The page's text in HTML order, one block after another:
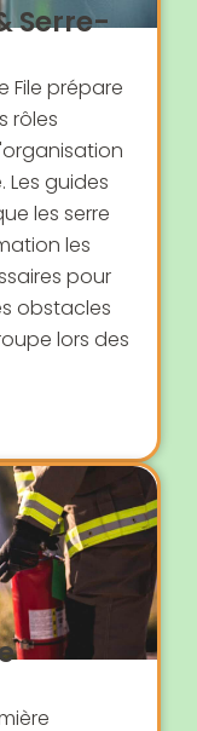
Serre-
File prépare
rôles
guides
les serre
les
pour
obstacles
lors des